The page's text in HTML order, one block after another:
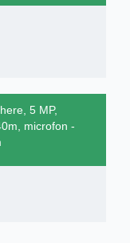
5 MP,
microfon -